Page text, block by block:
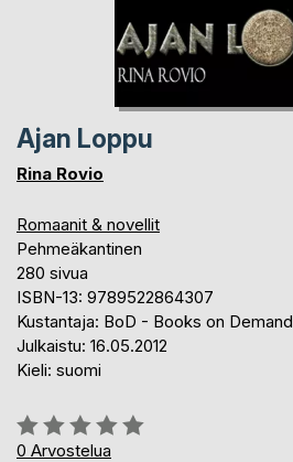
Ajan Loppu
Rina Rovio
Romaanit & novellit
Pehmeäkantinen
280 sivua
ISBN-13: 9789522864307
Kustantaja: BoD - Books on Demand
Julkaistu: 16.05.2012
Kieli: suomi
Arvostelu::
0%
0 Arvostelua